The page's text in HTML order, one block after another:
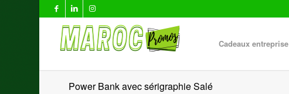
Cadeaux entreprise
Power Bank avec sérigraphie Salé